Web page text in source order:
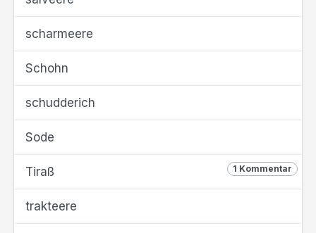
scharmeere
Schohn
schudderich
Sode
1 Kommentar
Tiraß
trakteere